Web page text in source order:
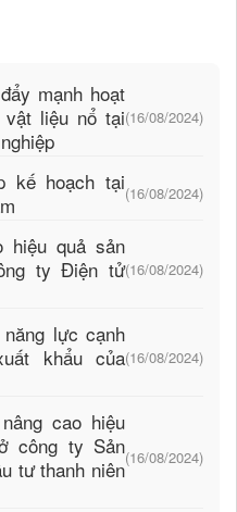
mạnh hoạt
liệu nổ tại(16/08/2024)
kế hoạch tại(16/08/2024)
hiệu quả sản
ty Điện tử(16/08/2024)
lực cạnh
khẩu của(16/08/2024)
cao hiệu
công ty Sản
tư thanh niên(16/08/2024)